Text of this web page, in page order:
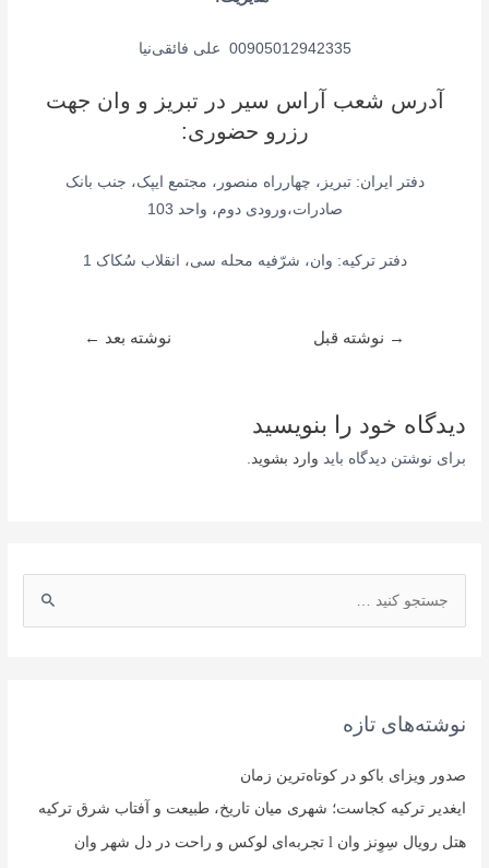
00905012942335 علی فائقی‌نیا
آدرس شعب آراس سیر در تبریز و وان جهت
رزرو حضوری:
دفتر ایران: تبریز، چهارراه منصور، مجتمع ایپک، جنب بانک
صادرات،ورودی دوم، واحد 103
دفتر ترکیه: وان، شرّفیه محله سی، انقلاب سُکاک 1
→ نوشته قبل نوشته بعد ←
دیدگاه‌ خود را بنویسید
برای نوشتن دیدگاه باید وارد بشوید.
ی
نوشته‌های تازه
صدور ویزای باکو در کوتاه‌ترین زمان
ایغدیر ترکیه کجاست؛ شهری میان تاریخ، طبیعت و آفتاب شرق ترکیه
هتل رویال سِوِنز وان l تجربه‌ای لوکس و راحت در دل شهر وان